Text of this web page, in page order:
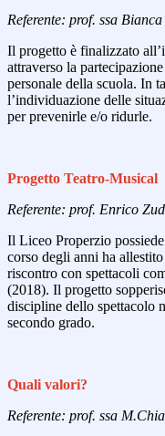
Referente: prof. ssa
Il progetto è finalizzato
attraverso la
personale della scuola. In
l’individuazione delle
per prevenirle e/o ridurle.
Progetto Teatro-Musical
Referente: prof. Enrico
Il Liceo Properzio
corso degli anni ha
riscontro con spettacoli
(2018). Il progetto
discipline dello spettacolo
secondo grado.
Quali valori?
Referente: prof. ssa